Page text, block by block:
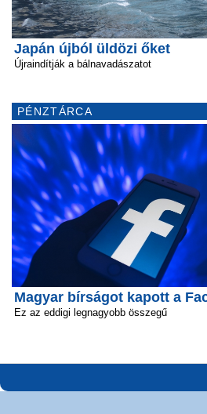
Japán újból üldözi őket
Újraindítják a bálnavadászatot
PÉNZTÁRCA
Magyar bírságot kapott a
Ez az eddigi legnagyobb összegű